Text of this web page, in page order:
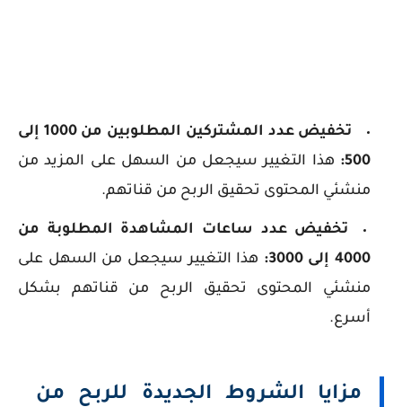
تخفيض عدد المشتركين المطلوبين من 1000 إلى
500:
هذا التغيير سيجعل من السهل على المزيد من
منشئي المحتوى تحقيق الربح من قناتهم.
تخفيض عدد ساعات المشاهدة المطلوبة من
4000 إلى 3000:
هذا التغيير سيجعل من السهل على
منشئي المحتوى تحقيق الربح من قناتهم بشكل
أسرع.
مزايا الشروط الجديدة للربح من